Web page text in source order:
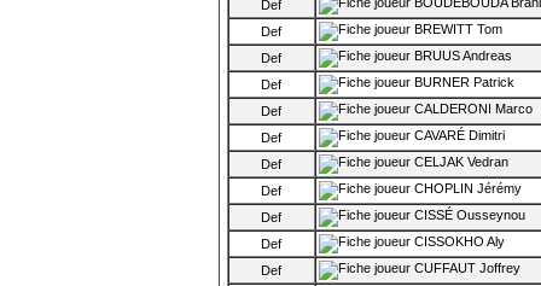
Def
Def
BREWITT Tom
Def
BRUUS Andreas
Def
BURNER Patrick
Def
CALDERONI Marco
Def
CAVARÉ Dimitri
Def
CELJAK Vedran
Def
CHOPLIN Jérémy
Def
CISSÉ Ousseynou
Def
CISSOKHO Aly
Def
CUFFAUT Joffrey